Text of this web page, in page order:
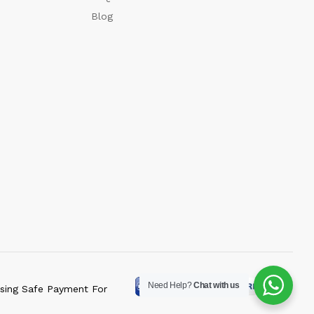
Blog
Safe Payment For Need Help?Chat with us